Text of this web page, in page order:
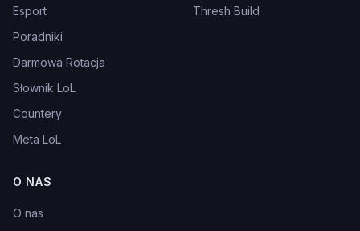
Esport
Poradniki
Darmowa Rotacja
Słownik LoL
Countery
Meta LoL
Thresh Build
O NAS
O nas